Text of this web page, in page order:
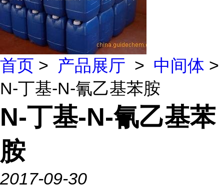
首页 > 产品展厅 > 中间体 >
N-丁基-N-氰乙基苯胺
N-丁基-N-氰乙基苯
胺
2017-09-30